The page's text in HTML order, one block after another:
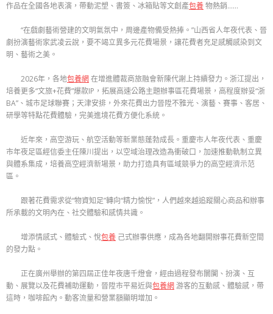
作品在全國各地表演，帶動泥塑、書簽、冰箱貼等文創產包養物熱銷……
“在戲劇藝術營建的文明氣氛中，周邊產物備受熱捧。”山西省人年夜代表、晉
劇扮演藝術家武凌云說，要不竭立異多元花費場景，讓花費者充足感觸感染到文
明、藝術之美。
2026年，各地包養網在增進體裁商旅融會新陳代謝上持續發力。浙江提出，
培養更多“文旅+花費”爆款IP，拓展高速公路主題辦事區花費場景，高程度辦妥“浙
BA”、城市足球聯賽；天津安排，外來花費出力晉陞不雅光、演藝、賽事、客居、
研學等特點花費體驗，完美進境花費方便化系統。
近年來，高空游玩、航空活動等新業態蓬勃成長。重慶市人年夜代表、重慶
市年夜足區經信委主任陳川提出，以空域治理改造為衝破口，加速推動軌制立異
與體系集成，培養高空經濟新場景，助力打造具有區域競爭力的高空經濟示范
區。
跟著花費需求從“物資知足”轉向“精力愉悅”，人們越來越追蹤關心商品和辦事
所承載的文明內在、社交體驗和感情共識。
增添情感式、體驗式、悅包養 己式辦事供應，成為各地翻開辦事花費新空間
的發力點。
正在廣州舉辦的第四屆正佳年夜唐千燈會，經由過程發布闤闠、扮演、互
動、展覽以及花費補助運動，晉陞市平易近與包養網游客的互動感、體驗感，帶
這時，咖啡館內。動客流量和營業額顯明增加。